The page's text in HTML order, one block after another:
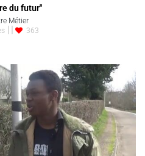
du futur"
Métier
363